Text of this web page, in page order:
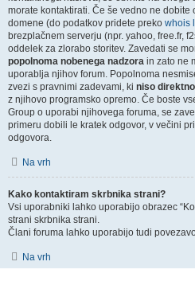
morate kontaktirati. Če še vedno ne
domene (do podatkov pridete preko whois
brezplačnem serverju (npr. yahoo, free.fr,
oddelek za zlorabo storitev. Zavedati se
popolnoma nobenega nadzora in zato ne
uporablja njihov forum. Popolnoma
zvezi s pravnimi zadevami, ki niso
z njihovo programsko opremo. Če boste
Group o uporabi njihovega foruma, se
primeru dobili le kratek odgovor, v večini
odgovora.
Na vrh
Kako kontaktiram skrbnika strani?
Vsi uporabniki lahko uporabijo obrazec
strani skrbnika strani.
Člani foruma lahko uporabijo tudi povezavo
Na vrh